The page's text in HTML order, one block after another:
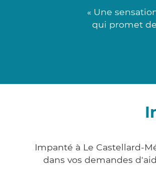
« Une
qui promet
Impanté à Le Castellard-
dans vos demandes